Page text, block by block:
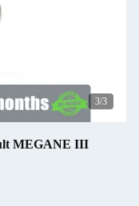
3/3
MEGANE III